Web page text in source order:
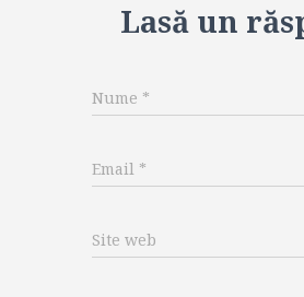
Lasă un
Nume *
Email *
Site web